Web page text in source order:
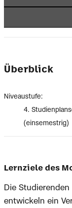
Überblick
Lernziele des
Die
entwickeln ein
Niveaustufe:
4.
(einsemestrig)